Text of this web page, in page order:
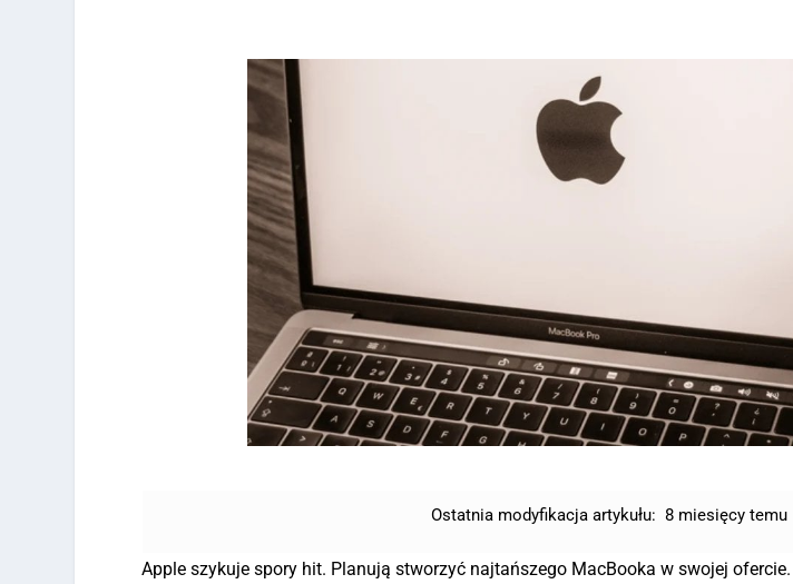
Ostatnia modyfikacja artykułu: 8 miesięcy temu
Apple szykuje spory hit. Planują stworzyć najtańszego MacBooka w swojej